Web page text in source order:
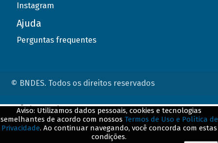
Instagram
Ajuda
Perguntas frequentes
© BNDES. Todos os direitos reservados
Aviso: Utilizamos dados pessoais, cookies e tecnologias
semelhantes de acordo com nossos Termos de Uso e Política de
Privacidade. Ao continuar navegando, você concorda com estas
condições.
ConteÃºdo complementar
${title}${badge}